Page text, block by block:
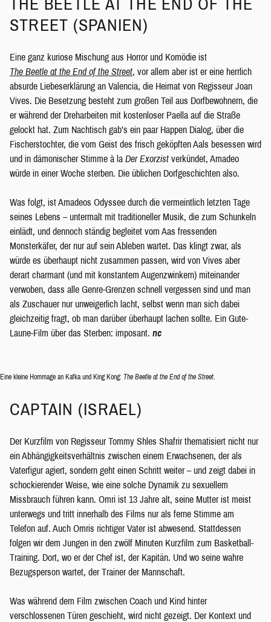
STREET (SPANIEN)
Eine ganz kuriose Mischung aus Horror und Komödie ist
The Beetle at the End of the Street, vor allem aber ist er eine herrlich
absurde Liebeserklärung an Valencia, die Heimat von Regisseur Joan
Vives. Die Besetzung besteht zum großen Teil aus Dorfbewohnern, die
er während der Dreharbeiten mit kostenloser Paella auf die Straße
gelockt hat. Zum Nachtisch gab’s ein paar Happen Dialog, über die
Fischerstochter, die vom Geist des frisch geköpften Aals besessen wird
und in dämonischer Stimme à la Der Exorzist verkündet, Amadeo
würde in einer Woche sterben. Die üblichen Dorfgeschichten also.
Was folgt, ist Amadeos Odyssee durch die vermeintlich letzten Tage
seines Lebens – untermalt mit traditioneller Musik, die zum Schunkeln
einlädt, und dennoch ständig begleitet vom Aas fressenden
Monsterkäfer, der nur auf sein Ableben wartet. Das klingt zwar, als
würde es überhaupt nicht zusammen passen, wird von Vives aber
derart charmant (und mit konstantem Augenzwinkern) miteinander
verwoben, dass alle Genre-Grenzen schnell vergessen sind und man
als Zuschauer nur unweigerlich lacht, selbst wenn man sich dabei
gleichzeitig fragt, ob man darüber überhaupt lachen sollte. Ein Gute-
Laune-Film über das Sterben: imposant. nc
Eine kleine Hommage an Kafka und King Kong: The Beetle at the End of the Street
CAPTAIN (ISRAEL)
Der Kurzfilm von Regisseur Tommy Shles Shafrir thematisiert nicht nur
ein Abhängigkeitsverhältnis zwischen einem Erwachsenen, der als
Vaterfigur agiert, sondern geht einen Schritt weiter – und zeigt dabei in
schockierender Weise, wie eine solche Dynamik zu sexuellem
Missbrauch führen kann. Omri ist 13 Jahre alt, seine Mutter ist meist
unterwegs und tritt innerhalb des Films nur als ferne Stimme am
Telefon auf. Auch Omris richtiger Vater ist abwesend. Stattdessen
folgen wir dem Jungen in den zwölf Minuten Kurzfilm zum Basketball-
Training. Dort, wo er der Chef ist, der Kapitän. Und wo seine wahre
Bezugsperson wartet, der Trainer der Mannschaft.
Was während dem Film zwischen Coach und Kind hinter
verschlossenen Türen geschieht, wird nicht gezeigt. Der Kontext und